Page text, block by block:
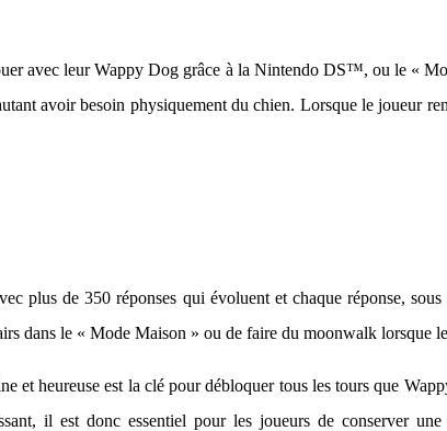
avec leur Wappy Dog grâce à la Nintendo DS™, ou le «
avoir besoin physiquement du chien. Lorsque le joueur
plus de 350 réponses qui évoluent et chaque réponse,
dans le « Mode Maison » ou de faire du moonwalk lorsque
heureuse est la clé pour débloquer tous les tours que
il est donc essentiel pour les joueurs de conserver